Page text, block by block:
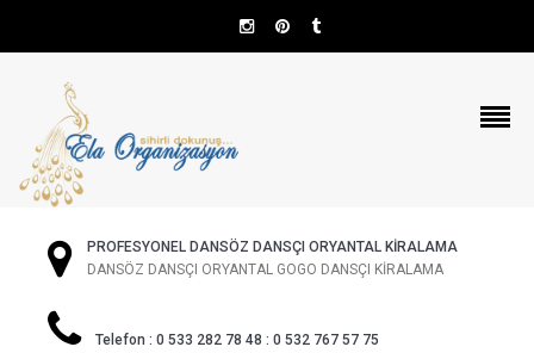
PROFESYONEL DANSÖZ DANSÇI ORYANTAL KİRALAMA
DANSÖZ DANSÇI ORYANTAL GOGO DANSÇI KİRALAMA
Telefon : 0 533 282 78 48 : 0 532 767 57 75